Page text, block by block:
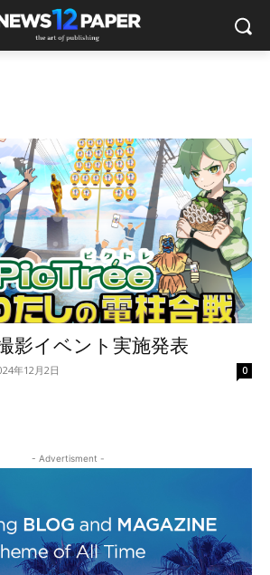
影イベント実施発表
年12月2日 0
- Advertisment -